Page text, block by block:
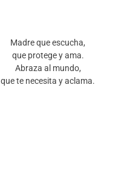
Madre que escucha,
que protege y ama.
Abraza al mundo,
que te necesita y aclama.